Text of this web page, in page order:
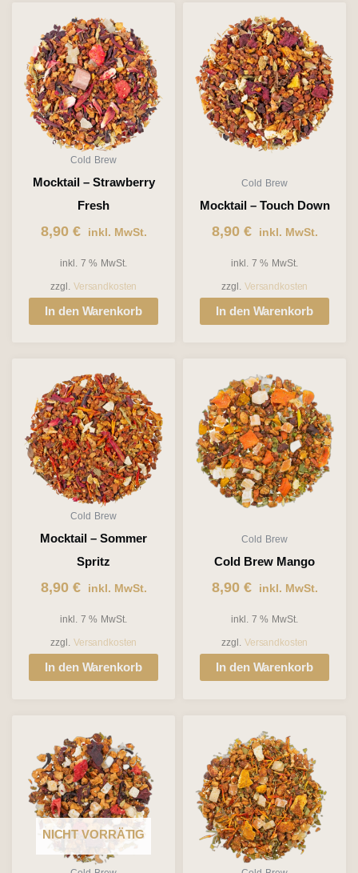
Cold Brew
Mocktail – Strawberry
Fresh
8,90 € inkl. MwSt.
inkl. 7 % MwSt.
zzgl. Versandkosten
In den Warenkorb
Cold Brew
Mocktail – Touch Down
8,90 € inkl. MwSt.
inkl. 7 % MwSt.
zzgl. Versandkosten
In den Warenkorb
Cold Brew
Mocktail – Sommer
Spritz
8,90 € inkl. MwSt.
inkl. 7 % MwSt.
zzgl. Versandkosten
In den Warenkorb
Cold Brew
Cold Brew Mango
8,90 € inkl. MwSt.
inkl. 7 % MwSt.
zzgl. Versandkosten
In den Warenkorb
NICHT VORRÄTIG